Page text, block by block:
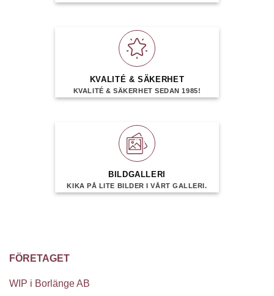
KVALITÉ & SÄKERHET
KVALITÉ & SÄKERHET SEDAN 1985!
BILDGALLERI
KIKA PÅ LITE BILDER I VÅRT GALLERI.
FÖRETAGET
WIP i Borlänge AB